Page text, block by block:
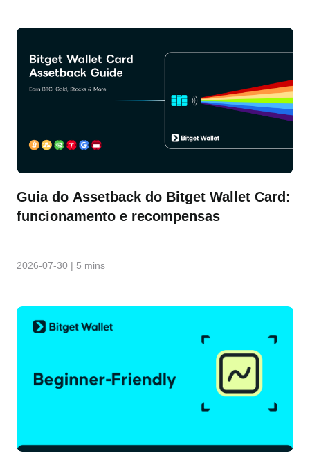
Guia do Assetback do Bitget Wallet Card:
funcionamento e recompensas
2026-07-30 | 5 mins